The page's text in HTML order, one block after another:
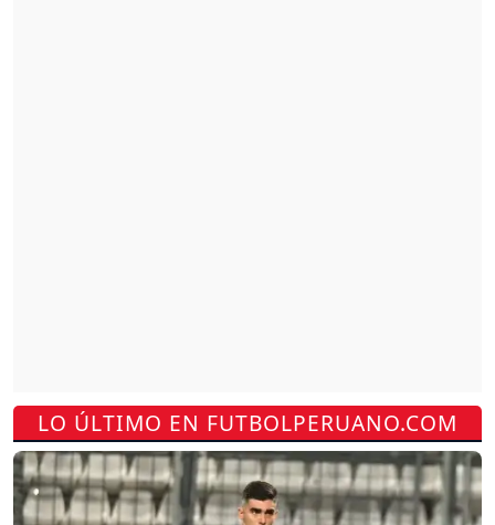
LO ÚLTIMO EN FUTBOLPERUANO.COM